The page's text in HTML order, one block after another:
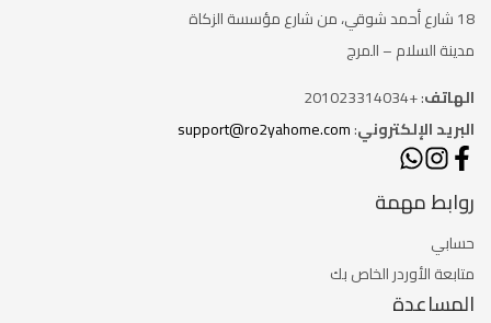
18 شارع أحمد شوقي، من شارع
مؤسسة الزكاة
مدينة السلام – المرج
الهاتف: +201023314034
البريد الإلكتروني:
support@ro2yahome.com
روابط مهمة
حسابي
متابعة الأوردر الخاص بك
المساعدة